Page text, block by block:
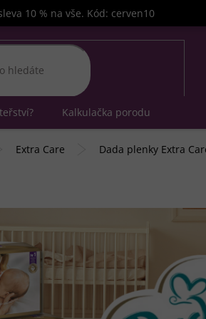
10 % na vše. Kód: cerven10
Kalkulačka porodu
Extra Care Dada plenky Extra